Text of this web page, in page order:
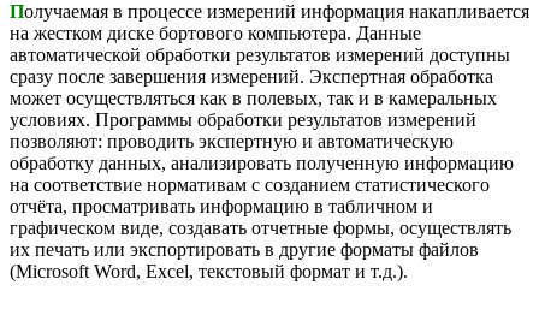
Получаемая в процессе измерений информация накапливается
на жестком диске бортового компьютера. Данные
автоматической обработки результатов измерений доступны
сразу после завершения измерений. Экспертная обработка
может осуществляться как в полевых, так и в камеральных
условиях. Программы обработки результатов измерений
позволяют: проводить экспертную и автоматическую
обработку данных, анализировать полученную информацию
на соответствие нормативам с созданием статистического
отчёта, просматривать информацию в табличном и
графическом виде, создавать отчетные формы, осуществлять
их печать или экспортировать в другие форматы файлов
(Microsoft Word, Excel, текстовый формат и т.д.).